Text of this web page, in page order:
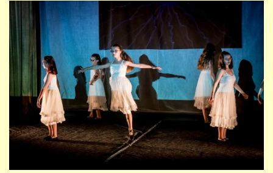
PRO RODIČE
TALENTOVÉ ZKOUŠKY
STUDIJNÍ OBORY